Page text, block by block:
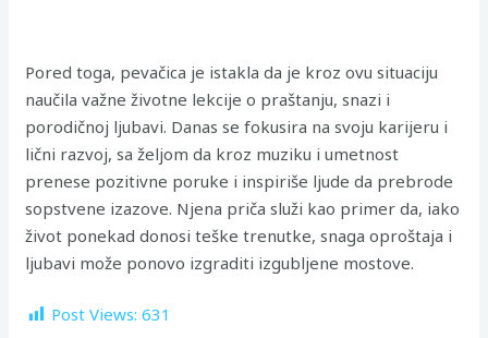
Pored toga, pevačica je istakla da je kroz ovu situaciju
naučila važne životne lekcije o praštanju, snazi i
porodičnoj ljubavi. Danas se fokusira na svoju karijeru i
lični razvoj, sa željom da kroz muziku i umetnost
prenese pozitivne poruke i inspiriše ljude da prebrode
sopstvene izazove. Njena priča služi kao primer da, iako
život ponekad donosi teške trenutke, snaga oproštaja i
ljubavi može ponovo izgraditi izgubljene mostove.
Post Views: 631